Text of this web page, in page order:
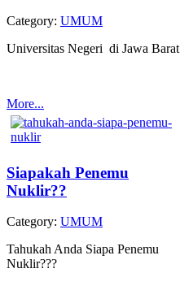
Category: UMUM
Universitas Negeri di Jawa Barat
More...
Siapakah Penemu
Nuklir??
Category: UMUM
Tahukah Anda Siapa Penemu
Nuklir???